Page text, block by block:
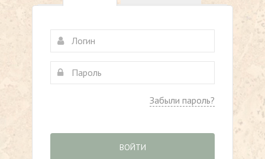
Забыли пароль?
ВОЙТИ